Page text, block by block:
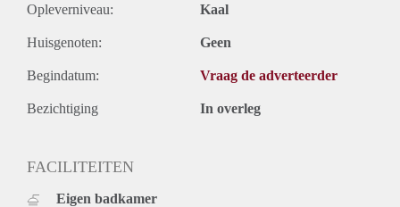
Opleverniveau: Kaal
Huisgenoten: Geen
Begindatum: Vraag de adverteerder
Bezichtiging In overleg
FACILITEITEN
Eigen badkamer